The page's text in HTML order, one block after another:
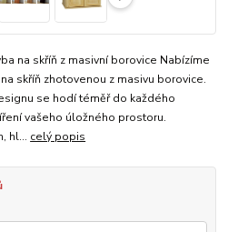
na skříň z masivní borovice Nabízíme
skříň zhotovenou z masivu borovice.
se hodí téměř do každého
vašeho úložného prostoru.
hl... celý popis